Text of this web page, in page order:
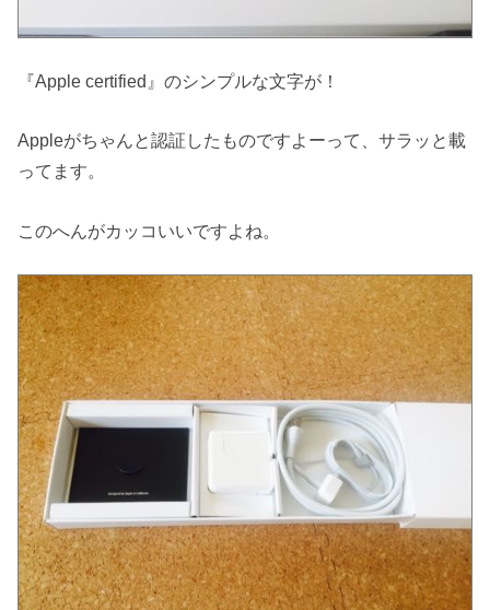
『Apple certified』のシンプルな文字が！
Appleがちゃんと認証したものですよーって、サラッと載
ってます。
このへんがカッコいいですよね。